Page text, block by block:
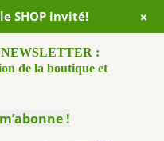
:
de la boutique et
SHOP invité! +